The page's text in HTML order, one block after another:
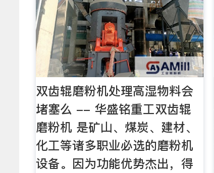
双齿辊磨粉机处理高湿物料会
堵塞么 -- 华盛铭重工双齿辊
磨粉机 是矿山、煤炭、建材、
化工等诸多职业必选的磨粉机
设备。因为功能优势杰出，得